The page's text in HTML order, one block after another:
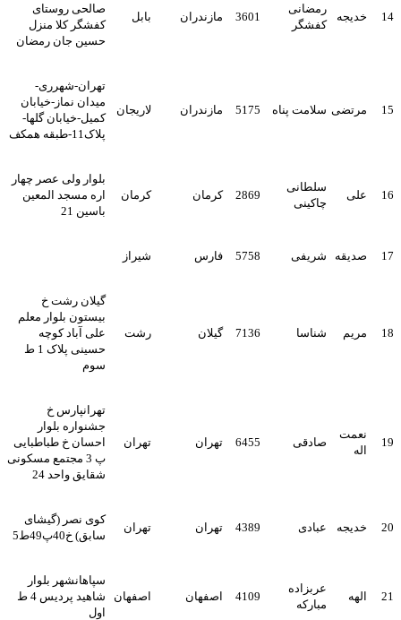
14 خدیجه
رمضانی
کفشگر
3601 مازندران بابل
صالحی روستای
کفشگر کلا منزل
حسین جان رمضان
15 مرتضی سلامت پناه 5175 مازندران لاریجان
تهران-شهرری-
میدان نماز-خیابان
کمیل-خیابان گلها-
پلاک11-طبقه همکف
16 علی
سلطانی
چاکینی
2869 کرمان کرمان
بلوار ولی عصر چهار
اره مسجد المعین
باسین 21
17 صدیقه شریفی 5758 فارس شیراز
18 مریم شناسا 7136 گیلان رشت
گیلان رشت خ
بیستون بلوار معلم
علی آباد کوچه
حسینی پلاک 1 ط
سوم
19
نعمت
اله
صادقی 6455 تهران تهران
تهرانپارس خ
جشنواره بلوار
احسان خ طباطبایی
پ 3 مجتمع مسکونی
شقایق واحد 24
20 خدیجه عبادی 4389 تهران تهران
کوی نصر (گیشای
سابق) خ40پ49ط5
21 الهه
عربزاده
مبارکه
4109 اصفهان اصفهان
سپاهانشهر بلوار
شاهید پردیس 4 ط
اول